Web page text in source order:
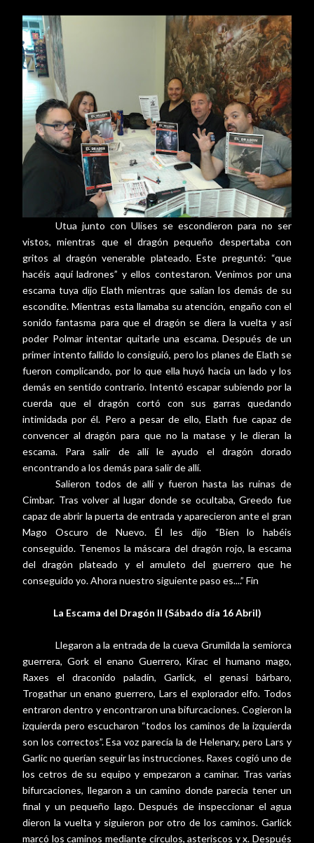
Utua junto con Ulises se escondieron para no ser
vistos, mientras que el dragón pequeño despertaba con
gritos al dragón venerable plateado. Este preguntó: “que
hacéis aquí ladrones” y ellos contestaron. Venimos por una
escama tuya dijo Elath mientras que salían los demás de su
escondite. Mientras esta llamaba su atención, engaño con el
sonido fantasma para que el dragón se diera la vuelta y así
poder Polmar intentar quitarle una escama. Después de un
primer intento fallido lo consiguió, pero los planes de Elath se
fueron complicando, por lo que ella huyó hacia un lado y los
demás en sentido contrario. Intentó escapar subiendo por la
cuerda que el dragón cortó con sus garras quedando
intimidada por él. Pero a pesar de ello, Elath fue capaz de
convencer al dragón para que no la matase y le dieran la
escama. Para salir de allí le ayudo el dragón dorado
encontrando a los demás para salir de allí.
Salieron todos de allí y fueron hasta las ruinas de
Cimbar. Tras volver al lugar donde se ocultaba, Greedo fue
capaz de abrir la puerta de entrada y aparecieron ante el gran
Mago Oscuro de Nuevo. Él les dijo “Bien lo habéis
conseguido. Tenemos la máscara del dragón rojo, la escama
del dragón plateado y el amuleto del guerrero que he
conseguido yo. Ahora nuestro siguiente paso es....” Fin
La Escama del Dragón II (Sábado día 16 Abril)
Llegaron a la entrada de la cueva Grumilda la semiorca
guerrera, Gork el enano Guerrero, Kirac el humano mago,
Raxes el draconido paladín, Garlick, el genasi bárbaro,
Trogathar un enano guerrero, Lars el explorador elfo. Todos
entraron dentro y encontraron una bifurcaciones. Cogieron la
izquierda pero escucharon “todos los caminos de la izquierda
son los correctos”. Esa voz parecía la de Helenary, pero Lars y
Garlic no querían seguir las instrucciones. Raxes cogió uno de
los cetros de su equipo y empezaron a caminar. Tras varias
bifurcaciones, llegaron a un camino donde parecía tener un
final y un pequeño lago. Después de inspeccionar el agua
dieron la vuelta y siguieron por otro de los caminos. Garlick
marcó los caminos mediante círculos, asteriscos y x. Después